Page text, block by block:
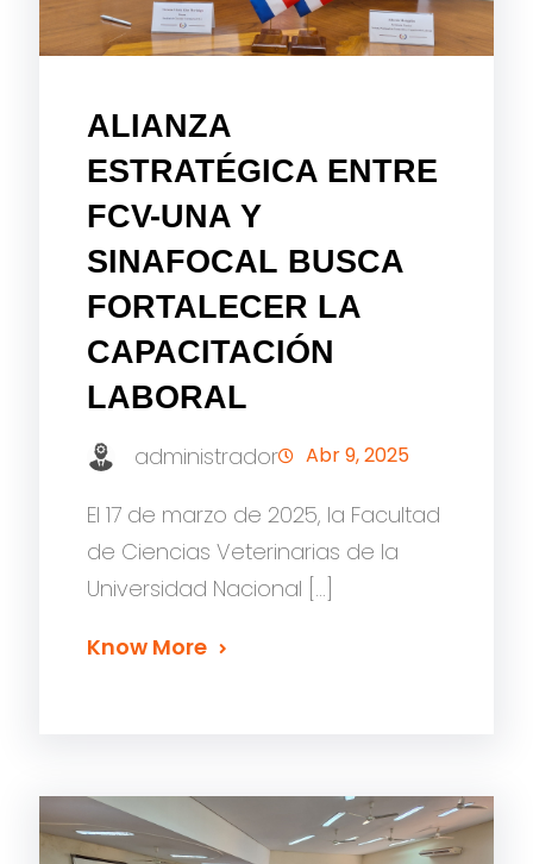
ALIANZA
ESTRATÉGICA ENTRE
FCV-UNA Y
SINAFOCAL BUSCA
FORTALECER LA
CAPACITACIÓN
LABORAL
administrador Abr 9, 2025
El 17 de marzo de 2025, la Facultad
de Ciencias Veterinarias de la
Universidad Nacional […]
Know More